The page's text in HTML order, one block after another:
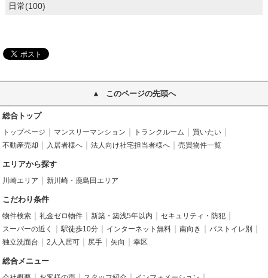
日常(100)
このページの先頭へ
総合トップ
トップページ マンスリーマンション トランクルーム
買いたい
不動産売却
入居者様へ 法人向け社宅担当者様へ 売買物件一覧
エリアから探す
川崎エリア 新川崎・鹿島田エリア
こだわり条件
物件検索 礼金ゼロ物件 新築・築浅5年以内
セキュリティ・防犯
スーパーの近く
駅徒歩10分 インターネット無料 南向き
バストイレ別
独立洗面台
2人入居可 尻手 矢向 幸区
総合メニュー